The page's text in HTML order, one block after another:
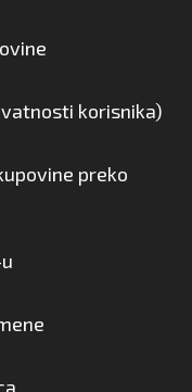
korisnika)
preko